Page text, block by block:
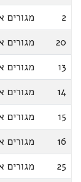
2
מגורים
20
מגורים
13
מגורים
14
מגורים
15
מגורים
16
מגורים
25
מגורים